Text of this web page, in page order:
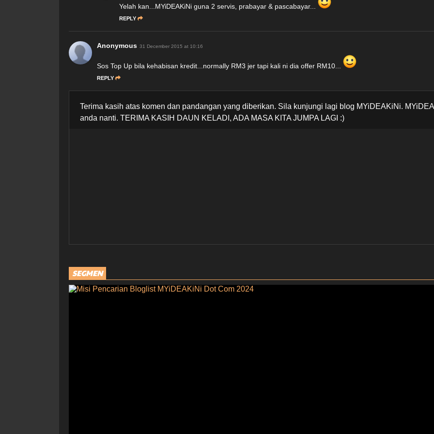
Yelah kan...MYiDEAKiNi guna 2 servis, prabayar & pascabayar...
REPLY
Anonymous 31 December 2015 at 10:16
Sos Top Up bila kehabisan kredit...normally RM3 jer tapi kali ni dia offer RM10...
REPLY
Terima kasih atas komen dan pandangan yang diberikan. Sila kunjungi lagi blog MYiDEAKiNi.
anda nanti. TERIMA KASIH DAUN KELADI, ADA MASA KITA JUMPA LAGI :)
SEGMEN